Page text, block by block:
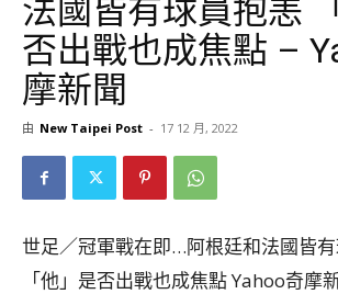
法國皆有球員抱恙
否出戰也成焦點 –
摩新聞
由 New Taipei Post - 17 12 月, 2022
世足／冠軍戰在即…阿根廷和法國皆
「他」是否出戰也成焦點 Yahoo奇摩